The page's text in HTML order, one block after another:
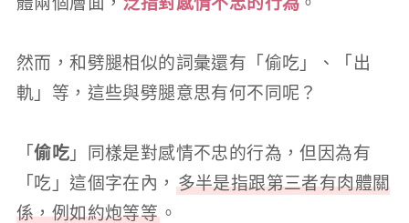
然而，和劈腿相似的詞彙還有「偷吃」、「出
軌」等，這些與劈腿意思有何不同呢？
「偷吃 」同樣是對感情不忠的行為，但因為有
「吃」這個字在內， 多半是指跟第三者有肉體關
係，例如約炮等等 。